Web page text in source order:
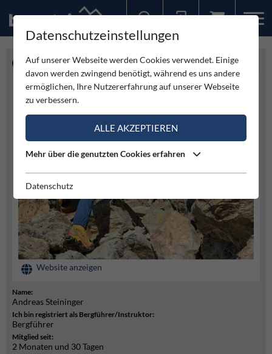
WELTWEITREISEN
Website anzeigen
Name:
Andreas Steininger
Ich bin registriert als Bergführer/Instruktor:
Bergführer
Mitglied seit:
2 Monaten und 30 Tagen
Datenschutzeinstellungen
Auf unserer Webseite werden Cookies verwendet. Einige
davon werden zwingend benötigt, während es uns andere
ermöglichen, Ihre Nutzererfahrung auf unserer Webseite
zu verbessern.
ALLE AKZEPTIEREN
Mehr über die genutzten Cookies erfahren
Datenschutz